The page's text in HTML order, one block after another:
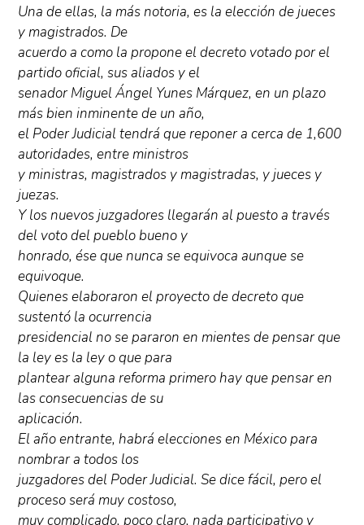
Una de ellas, la más notoria, es la elección de jueces
y magistrados. De
acuerdo a como la propone el decreto votado por el
partido oficial, sus aliados y el
senador Miguel Ángel Yunes Márquez, en un plazo
más bien inminente de un año,
el Poder Judicial tendrá que reponer a cerca de 1,600
autoridades, entre ministros
y ministras, magistrados y magistradas, y jueces y
juezas.
Y los nuevos juzgadores llegarán al puesto a través
del voto del pueblo bueno y
honrado, ése que nunca se equivoca aunque se
equivoque.
Quienes elaboraron el proyecto de decreto que
sustentó la ocurrencia
presidencial no se pararon en mientes de pensar que
la ley es la ley o que para
plantear alguna reforma primero hay que pensar en
las consecuencias de su
aplicación.
El año entrante, habrá elecciones en México para
nombrar a todos los
juzgadores del Poder Judicial. Se dice fácil, pero el
proceso será muy costoso,
muy complicado, poco claro, nada participativo y